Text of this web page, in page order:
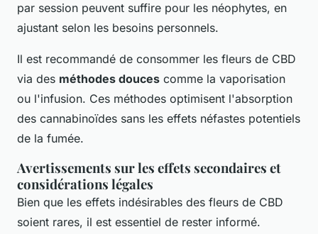
par session peuvent suffire pour les néophytes, en
ajustant selon les besoins personnels.
Il est recommandé de consommer les fleurs de CBD
via des méthodes douces comme la vaporisation
ou l'infusion. Ces méthodes optimisent l'absorption
des cannabinoïdes sans les effets néfastes potentiels
de la fumée.
Avertissements sur les effets secondaires et
considérations légales
Bien que les effets indésirables des fleurs de CBD
soient rares, il est essentiel de rester informé.